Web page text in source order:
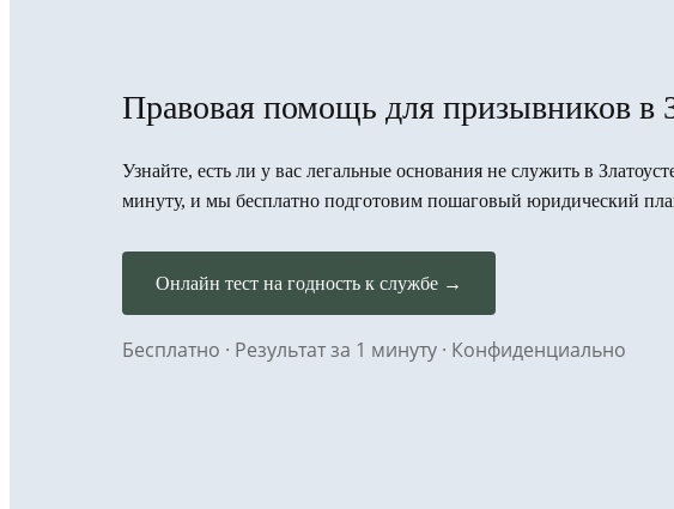
Правовая помощь для призывников в
Узнайте, есть ли у вас легальные основания не служить в
минуту, и мы бесплатно подготовим пошаговый юридический
Онлайн тест на годность к службе →
Бесплатно · Результат за 1 минуту · Конфиденциально